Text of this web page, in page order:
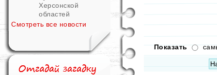
Херсонской
областей
Смотреть все новости
Показать